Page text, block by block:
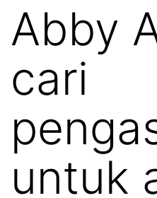
Abby
cari
untuk